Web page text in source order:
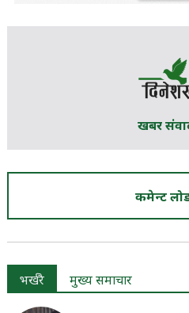
खबर
कमेन्ट
भर्खरै मुख्य समाचार